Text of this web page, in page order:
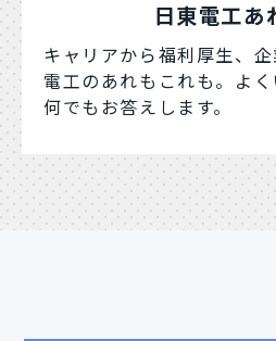
日東電工あ
キャリアから福利厚生、
電工のあれもこれも。よ
何でもお答えします。